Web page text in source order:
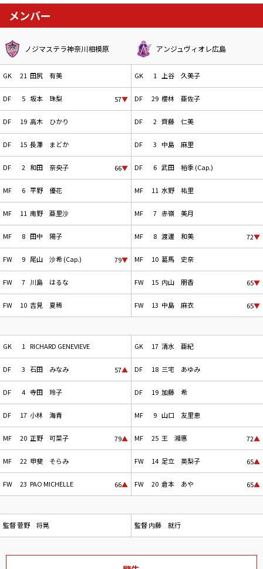
メンバー
ノジマステラ神奈川相模原
GK 21 田尻 有美
DF 5 坂本 珠梨 57▼
DF 19 高木 ひかり
DF 15 長澤 まどか
DF 2 和田 奈央子 66▼
MF 6 平野 優花
MF 11 南野 亜里沙
MF 8 田中 陽子
FW 9 尾山 沙希 (Cap.) 79▼
FW 7 川島 はるな
FW 10 吉見 夏稀
GK 1 RICHARD GENEVIEVE
DF 3 石田 みなみ 57▲
DF 4 寺田 玲子
DF 17 小林 海青
MF 20 正野 可菜子 79▲
MF 22 甲斐 そらみ
FW 23 PAO MICHELLE 66▲
監督菅野 将晃
アンジュヴィオレ広島
GK 1 上谷 久美子
DF 29 櫻林 亜佐子
DF 2 齊藤 仁美
DF 3 中島 麻里
DF 6 武田 裕季 (Cap.)
MF 11 水野 祐里
MF 7 赤嶺 美月
MF 8 渡邊 和美 72▼
MF 10 葛馬 史奈
FW 15 内山 朋香 65▼
FW 13 中島 麻衣 65▼
GK 17 清水 亜紀
DF 18 三宅 あゆみ
DF 19 加藤 希
MF 9 山口 友里恵
MF 25 王 湘惠 72▲
FW 14 足立 英梨子 65▲
FW 20 倉本 あや 65▲
監督内藤 就行